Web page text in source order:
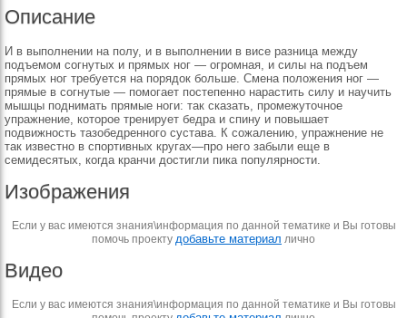
Описание
И в выполнении на полу, и в выполнении в висе разница между
подъемом согнутых и прямых ног — огромная, и силы на подъем
прямых ног требуется на порядок больше. Смена положения ног —
прямые в согнутые — помогает постепенно нарастить силу и научить
мышцы поднимать прямые ноги: так сказать, промежуточное
упражнение, которое тренирует бедра и спину и повышает
подвижность тазобедренного сустава. К сожалению, упражнение не
так известно в спортивных кругах—про него забыли еще в
семидесятых, когда кранчи достигли пика популярности.
Изображения
Если у вас имеются знания\информация по данной тематике и Вы готовы
помочь проекту добавьте материал лично
Видео
Если у вас имеются знания\информация по данной тематике и Вы готовы